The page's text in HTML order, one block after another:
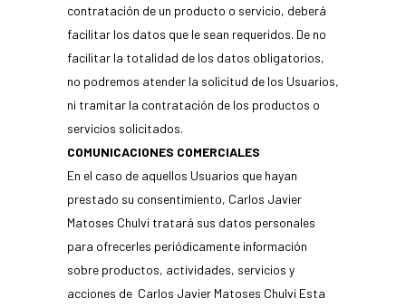
contratación de un producto o servicio, deberá
facilitar los datos que le sean requeridos. De no
facilitar la totalidad de los datos obligatorios,
no podremos atender la solicitud de los Usuarios,
ni tramitar la contratación de los productos o
servicios solicitados.
COMUNICACIONES COMERCIALES
En el caso de aquellos Usuarios que hayan
prestado su consentimiento, Carlos Javier
Matoses Chulvi tratará sus datos personales
para ofrecerles periódicamente información
sobre productos, actividades, servicios y
acciones de Carlos Javier Matoses Chulvi Esta